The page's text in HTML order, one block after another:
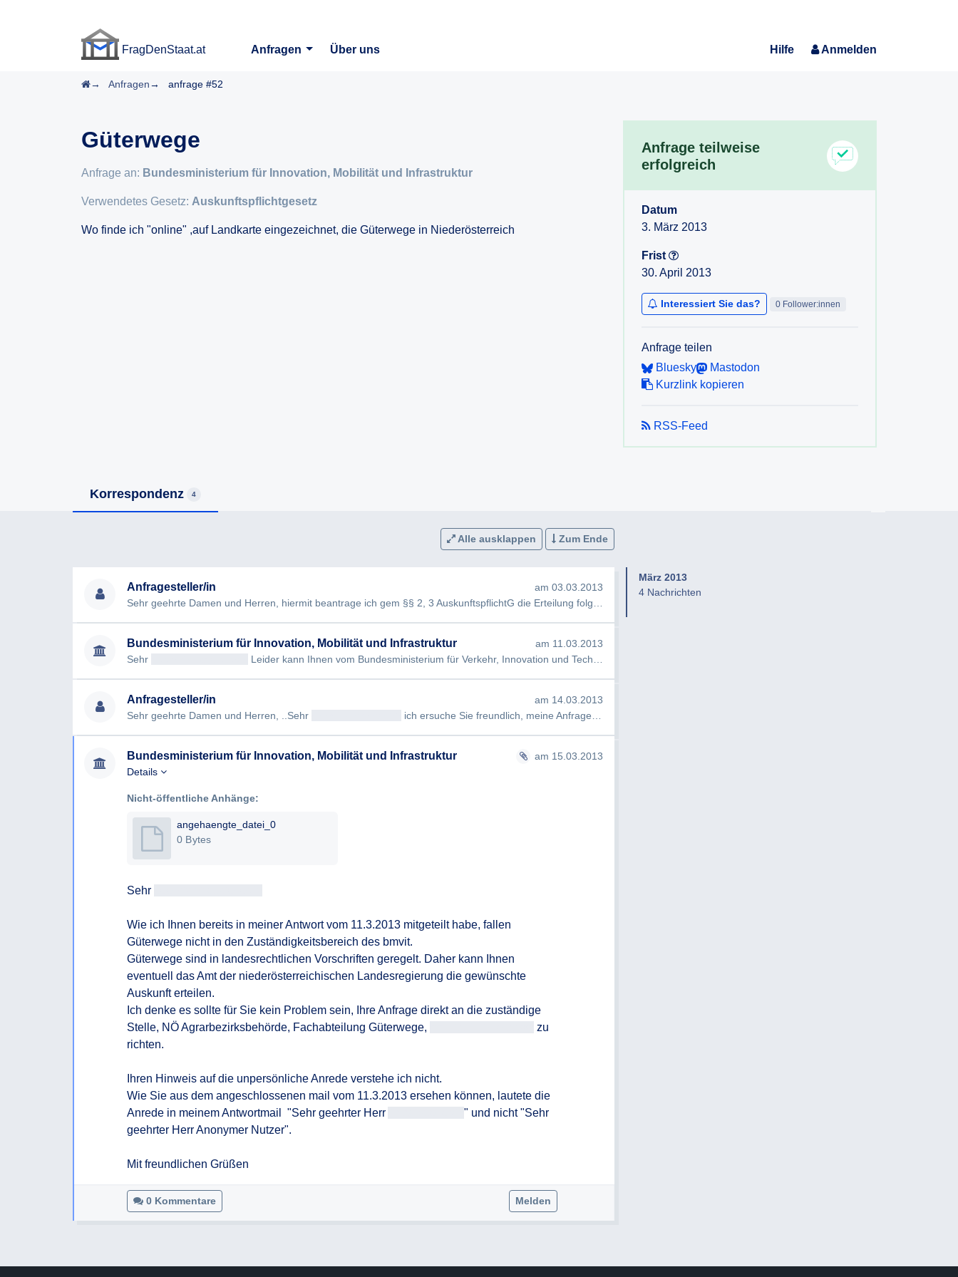
FragDenStaat.at
Anfragen
Über uns Hilfe Anmelden
Startseite
Anfragen anfrage #52
Güterwege
Anfrage an: Bundesministerium für Innovation, Mobilität und Infrastruktur
Verwendetes Gesetz: Auskunftspflichtgesetz
Wo finde ich "online" ,auf Landkarte eingezeichnet, die Güterwege in Niederösterreich
Anfrage teilweise
erfolgreich
Datum
3. März 2013
Frist
30. April 2013
Interessiert Sie das? 0 Follower:innen
Anfrage teilen
Bluesky
Mastodon
Kurzlink kopieren
RSS-Feed
Korrespondenz 4
Alle ausklappen Zum Ende
Anfragesteller/in
am 03.03.2013
Bundesministerium für Innovation, Mobilität und Infrastruktur
am 11.03.2013
Sehr
Leider kann Ihnen vom Bundesministerium für Verkehr, Innovation und Technologie (bmvi…
Anfragesteller/in
am 14.03.2013
Sehr geehrte Damen und Herren, ..Sehr
ich ersuche Sie freundlich, meine Anfrage entgegenkomme…
Bundesministerium für Innovation, Mobilität und Infrastruktur
am 15.03.2013
Details
Nicht-öffentliche Anhänge:
angehaengte_datei_0
0 Bytes
Sehr
Wie ich Ihnen bereits in meiner Antwort vom 11.3.2013 mitgeteilt habe, fallen
Güterwege nicht in den Zuständigkeitsbereich des bmvit.
Güterwege sind in landesrechtlichen Vorschriften geregelt. Daher kann Ihnen
eventuell das Amt der niederösterreichischen Landesregierung die gewünschte
Auskunft erteilen.
Ich denke es sollte für Sie kein Problem sein, Ihre Anfrage direkt an die zuständige
Stelle, NÖ Agrarbezirksbehörde, Fachabteilung Güterwege,
zu
richten.
Ihren Hinweis auf die unpersönliche Anrede verstehe ich nicht.
Wie Sie aus dem angeschlossenen mail vom 11.3.2013 ersehen können, lautete die
Anrede in meinem Antwortmail  "Sehr geehrter Herr
" und nicht "Sehr
geehrter Herr Anonymer Nutzer".
Mit freundlichen Grüßen
0 Kommentare Melden
März 2013
4 Nachrichten